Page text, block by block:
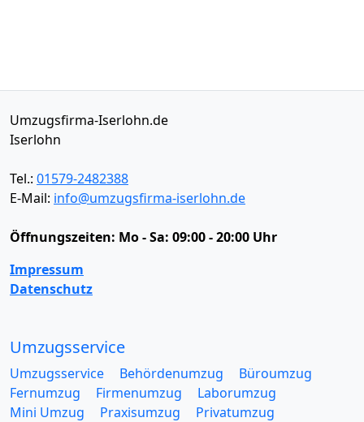
Umzugsfirma-Iserlohn.de
Iserlohn
Tel.: 01579-2482388
E-Mail: info@umzugsfirma-iserlohn.de
Öffnungszeiten: Mo - Sa: 09:00 - 20:00 Uhr
Impressum
Datenschutz
Umzugsservice
Umzugsservice Behördenumzug
Büroumzug
Fernumzug
Firmenumzug
Laborumzug
Mini Umzug
Praxisumzug
Privatumzug